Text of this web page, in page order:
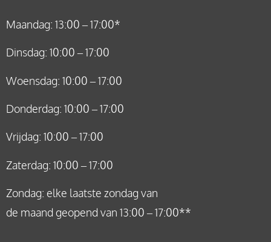
Maandag: 13:00 – 17:00*
Dinsdag: 10:00 – 17:00
Woensdag: 10:00 – 17:00
Donderdag: 10:00 – 17:00
Vrijdag: 10:00 – 17:00
Zaterdag: 10:00 – 17:00
Zondag: elke laatste zondag van
de maand geopend van 13:00 – 17:00**